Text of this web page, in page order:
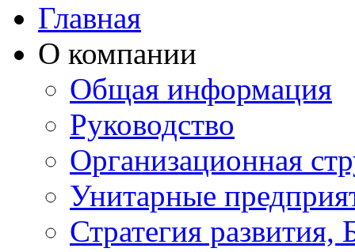
Главная
О компании
Общая информация
Руководство
Организационная
Унитарные
Стратегия